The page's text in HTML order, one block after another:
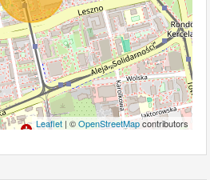
Leaflet | ©OpenStreetMapcontributors